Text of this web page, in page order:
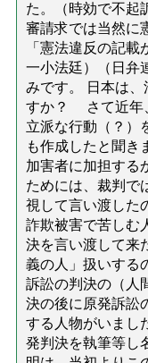
た。（時効で不起
審請求では当然に
「憲法違反の記
一小法廷）（日弁
みです。 日本は、
すか？ さて近年
立派な行動（？）
も作成したと聞
加害者に加担する
ためには、裁判で
視して言い渡した
詐欺被害で苦しむ
決を言い渡して
義の人」扱いする
訴訟の判決の（人
決の後に原発訴訟
する人物がいまし
発判決を執筆等し